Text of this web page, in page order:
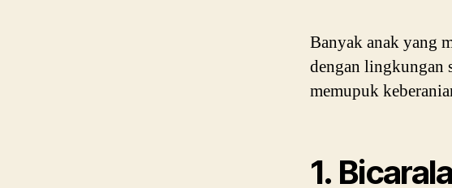
Banyak anak yang
dengan lingkungan
memupuk
1.